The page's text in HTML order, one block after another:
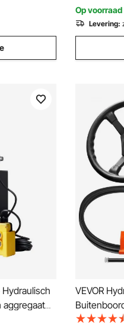
voor liften,
Op voorraad
Levering:
aggregaat
VEVOR
SS13713